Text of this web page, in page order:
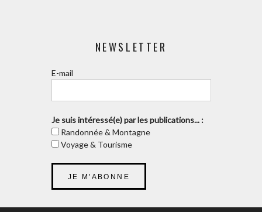
NEWSLETTER
E-mail
Je suis intéressé(e) par les publications... :
Randonnée & Montagne
Voyage & Tourisme